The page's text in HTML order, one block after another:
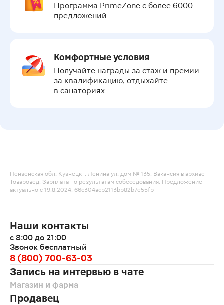
Программа PrimeZone с более 6000
предложений
Комфортные условия
Получайте награды за стаж и премии
за квалификацию, отдыхайте
в санаториях
Пензенская обл, Кузнецк г, Ленина ул, дом № 135. Вакансия в архиве
Товаровед. Зарплата по результатам собеседования. Предложение
актуально с 19.8.2024. 66c304acb2113bb82b7e55fb
Наши контакты
с 8:00 до 21:00
Звонок бесплатный
8 (800) 700-63-03
Запись на интервью в чате
Магазин и фарма
Продавец